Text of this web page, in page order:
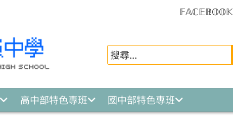
𝔽𝔸ℂ𝔼𝔹𝕆𝕆𝕂
高中部特色專班
國中部特色專班